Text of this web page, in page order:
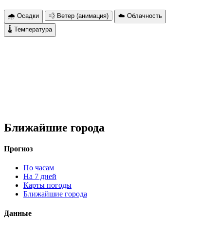
🌧 Осадки 💨 Ветер (анимация)
☁️ Облачность
🌡 Температура
Ближайшие города
Прогноз
По часам
На 7 дней
Карты погоды
Ближайшие города
Данные